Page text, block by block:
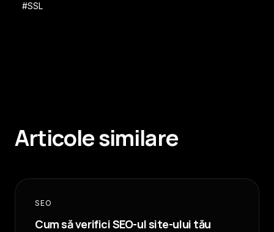
#SSL
Articole similare
SEO
Cum să verifici SEO-ul site-ului tău